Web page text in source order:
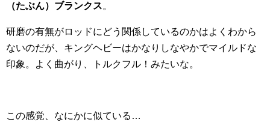
（たぶん）ブランクス。
研磨の有無がロッドにどう関係しているのかはよくわから
ないのだが、キングヘビーはかなりしなやかでマイルドな
印象。よく曲がり、トルクフル！みたいな。
この感覚、なにかに似ている…